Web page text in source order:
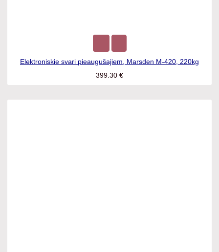
Elektroniskie svari pieaugušajiem, Marsden M-420, 220kg
399.30€